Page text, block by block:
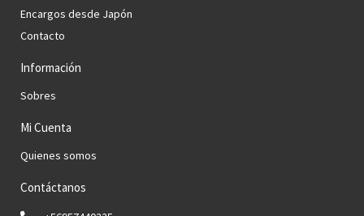
Encargos desde Japón
Contacto
Información
Sobres
Mi Cuenta
Quienes somos
Contáctanos